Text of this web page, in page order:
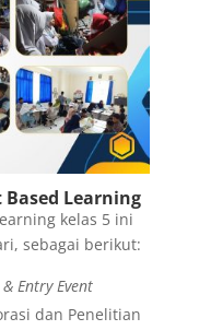
Learning
kelas 5 ini
sebagai berikut:
& Entry Event
dan Penelitian